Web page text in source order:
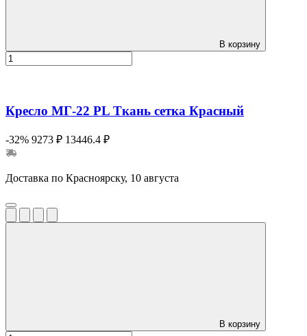
В корзину
Кресло МГ-22 PL Ткань сетка Красный
-32% 9273 ₽ 13446.4 ₽
Доставка по Красноярску, 10 августа
В корзину